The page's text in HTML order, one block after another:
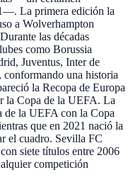
La primera edición la
a Wolverhampton
las décadas
como Borussia
Juventus, Inter de
una historia
la Recopa de Europa
la Copa de la UEFA. La
de la UEFA con la Copa
que en 2021 nació la
el cuadro. Sevilla FC
siete títulos entre 2006
competición